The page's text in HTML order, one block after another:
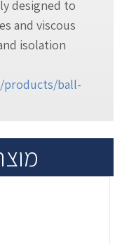
designed to
and viscous
isolation.
products/ball-